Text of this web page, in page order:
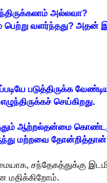
அல்லவா?
பெற்று வளர்ந்தது? அதன்
படுத்திருக்க
செய்கிறது.
ஆற்றல்தன்மை
மற்றவை
சந்தேகத்துக்கு